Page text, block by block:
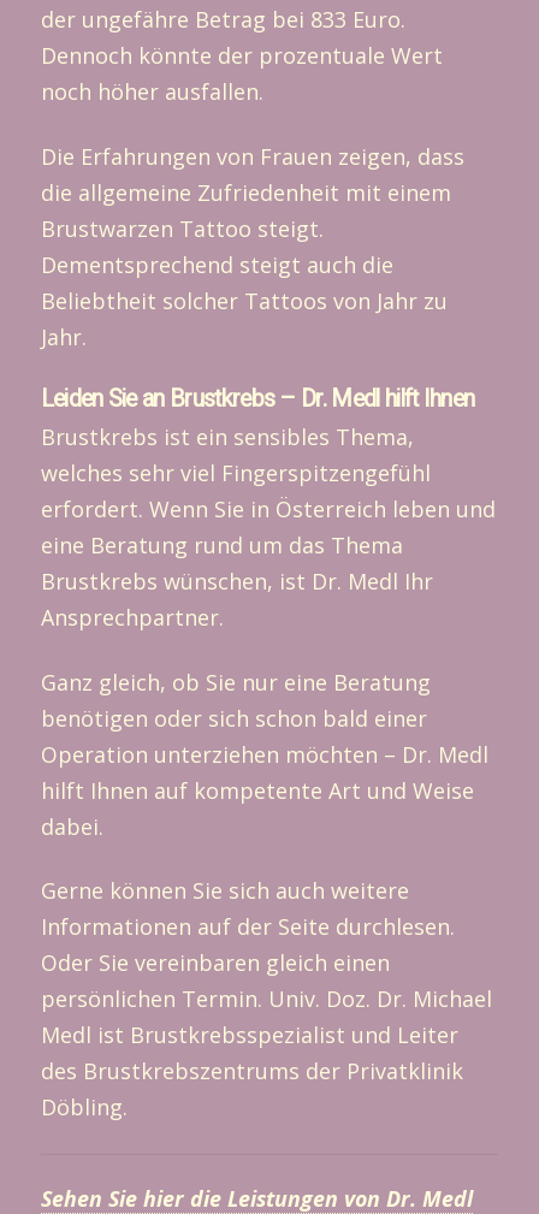
der ungefähre Betrag bei 833 Euro.
Dennoch könnte der prozentuale Wert
noch höher ausfallen.
Die Erfahrungen von Frauen zeigen, dass
die allgemeine Zufriedenheit mit einem
Brustwarzen Tattoo steigt.
Dementsprechend steigt auch die
Beliebtheit solcher Tattoos von Jahr zu
Jahr.
Leiden Sie an Brustkrebs – Dr. Medl hilft Ihnen
Brustkrebs ist ein sensibles Thema,
welches sehr viel Fingerspitzengefühl
erfordert. Wenn Sie in Österreich leben und
eine Beratung rund um das Thema
Brustkrebs wünschen, ist Dr. Medl Ihr
Ansprechpartner.
Ganz gleich, ob Sie nur eine Beratung
benötigen oder sich schon bald einer
Operation unterziehen möchten – Dr. Medl
hilft Ihnen auf kompetente Art und Weise
dabei.
Gerne können Sie sich auch weitere
Informationen auf der Seite durchlesen.
Oder Sie vereinbaren gleich einen
persönlichen Termin. Univ. Doz. Dr. Michael
Medl ist Brustkrebsspezialist und Leiter
des Brustkrebszentrums der Privatklinik
Döbling.
Sehen Sie hier die Leistungen von Dr. Medl